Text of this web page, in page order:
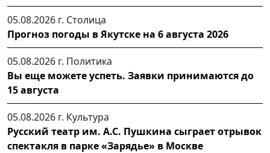
05.08.2026 г. Столица
Прогноз погоды в Якутске на 6 августа 2026
05.08.2026 г. Политика
Вы еще можете успеть. Заявки принимаются до
15 августа
05.08.2026 г. Культура
Русский театр им. А.С. Пушкина сыграет отрывок
спектакля в парке «Зарядье» в Москве